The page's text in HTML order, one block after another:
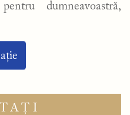
dumneavoastră,